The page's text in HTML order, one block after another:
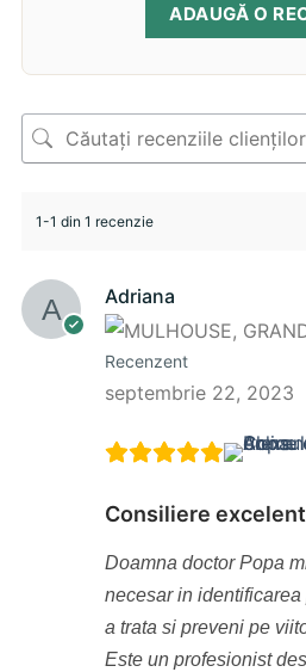
ADAUGĂ O
1-1 din 1 recenzie
Adriana
Recenzent
septembrie 22, 2023
Consiliere
Doamna doctor Popa
necesar in
a trata si preveni pe
Este un profesionist